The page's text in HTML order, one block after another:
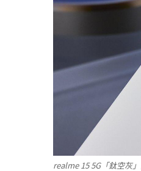
realme 15 5G「鈦空灰